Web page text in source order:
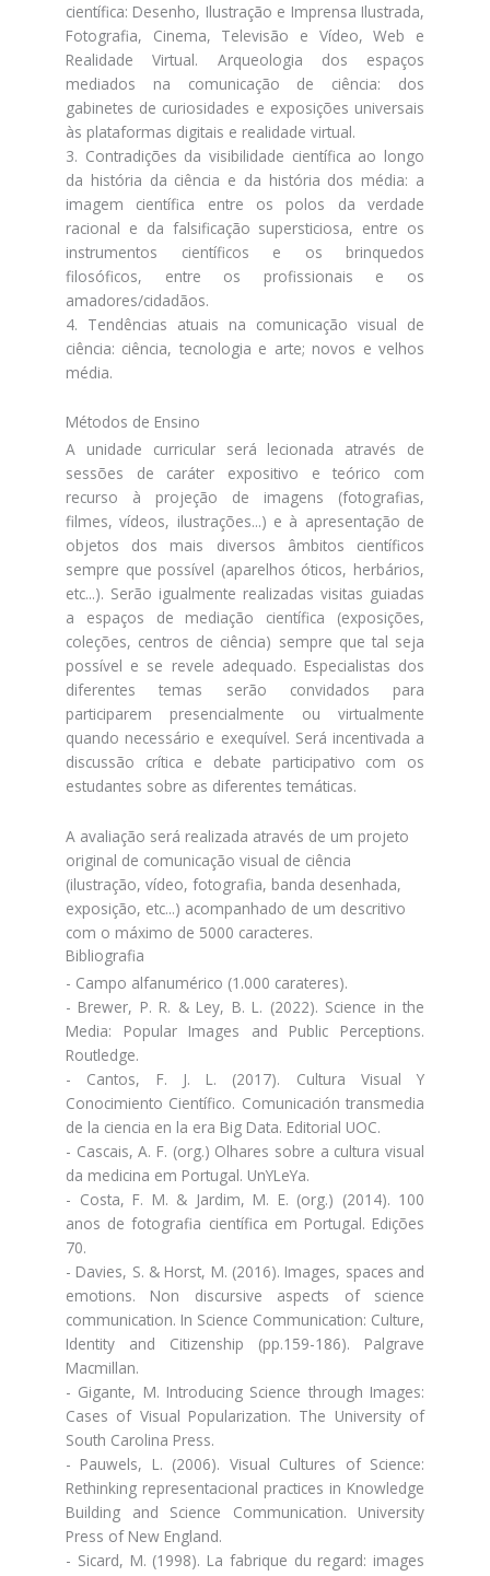
científica: Desenho, Ilustração e Imprensa Ilustrada,
Fotografia, Cinema, Televisão e Vídeo, Web e
Realidade Virtual. Arqueologia dos espaços
mediados na comunicação de ciência: dos
gabinetes de curiosidades e exposições universais
às plataformas digitais e realidade virtual.
3. Contradições da visibilidade científica ao longo
da história da ciência e da história dos média: a
imagem científica entre os polos da verdade
racional e da falsificação supersticiosa, entre os
instrumentos científicos e os brinquedos
filosóficos, entre os profissionais e os
amadores/cidadãos.
4. Tendências atuais na comunicação visual de
ciência: ciência, tecnologia e arte; novos e velhos
média.
Métodos de Ensino
A unidade curricular será lecionada através de
sessões de caráter expositivo e teórico com
recurso à projeção de imagens (fotografias,
filmes, vídeos, ilustrações...) e à apresentação de
objetos dos mais diversos âmbitos científicos
sempre que possível (aparelhos óticos, herbários,
etc...). Serão igualmente realizadas visitas guiadas
a espaços de mediação científica (exposições,
coleções, centros de ciência) sempre que tal seja
possível e se revele adequado. Especialistas dos
diferentes temas serão convidados para
participarem presencialmente ou virtualmente
quando necessário e exequível. Será incentivada a
discussão crítica e debate participativo com os
estudantes sobre as diferentes temáticas.
A avaliação será realizada através de um projeto
original de comunicação visual de ciência
(ilustração, vídeo, fotografia, banda desenhada,
exposição, etc...) acompanhado de um descritivo
com o máximo de 5000 caracteres.
Bibliografia
- Campo alfanumérico (1.000 carateres).
- Brewer, P. R. & Ley, B. L. (2022). Science in the
Media: Popular Images and Public Perceptions.
Routledge.
- Cantos, F. J. L. (2017). Cultura Visual Y
Conocimiento Científico. Comunicación transmedia
de la ciencia en la era Big Data. Editorial UOC.
- Cascais, A. F. (org.) Olhares sobre a cultura visual
da medicina em Portugal. UnYLeYa.
- Costa, F. M. & Jardim, M. E. (org.) (2014). 100
anos de fotografia científica em Portugal. Edições
70.
- Davies, S. & Horst, M. (2016). Images, spaces and
emotions. Non discursive aspects of science
communication. In Science Communication: Culture,
Identity and Citizenship (pp.159-186). Palgrave
Macmillan.
- Gigante, M. Introducing Science through Images:
Cases of Visual Popularization. The University of
South Carolina Press.
- Pauwels, L. (2006). Visual Cultures of Science:
Rethinking representacional practices in Knowledge
Building and Science Communication. University
Press of New England.
- Sicard, M. (1998). La fabrique du regard: images